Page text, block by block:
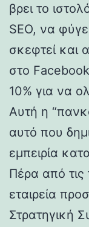
βρει το
SEO, να
σκεφτεί και
στο
10% για να
Αυτή η
αυτό που
εμπειρία
Πέρα από τις
εταιρεία
Στρατηγική